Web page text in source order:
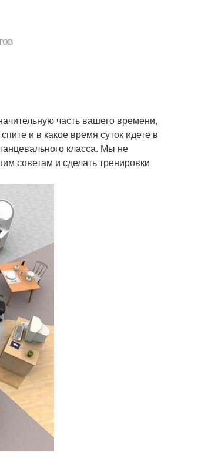
часть вашего времени,
и в какое время суток идете в
класса. Мы не
советам и сделать тренировки